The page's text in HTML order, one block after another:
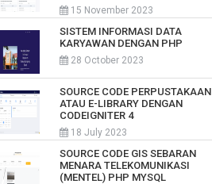
15 November 2023
SISTEM INFORMASI DATA
KARYAWAN DENGAN PHP
28 October 2023
SOURCE CODE PERPUSTAKAAN
ATAU E-LIBRARY DENGAN
CODEIGNITER 4
18 July 2023
SOURCE CODE GIS SEBARAN
MENARA TELEKOMUNIKASI
(MENTEL) PHP MYSQL